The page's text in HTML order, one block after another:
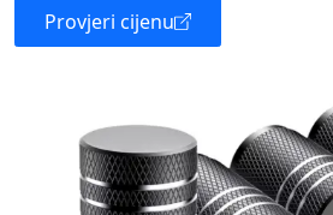
Provjeri cijenu